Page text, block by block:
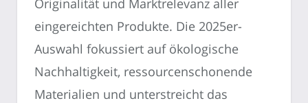
eingereichten Produkte. Die 2025er-
Auswahl fokussiert auf ökologische
Nachhaltigkeit, ressourcenschonende
Materialien und unterstreicht das